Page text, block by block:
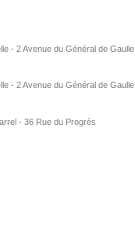
- 2 Avenue du Général de Gaulle
- 2 Avenue du Général de Gaulle
- 36 Rue du Progrès